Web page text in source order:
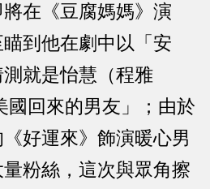
在《豆腐媽媽》演
到他在劇中以「安
就是怡慧（程雅
國回來的男友」；由於
好運來》飾演暖心男
粉絲，這次與眾角擦